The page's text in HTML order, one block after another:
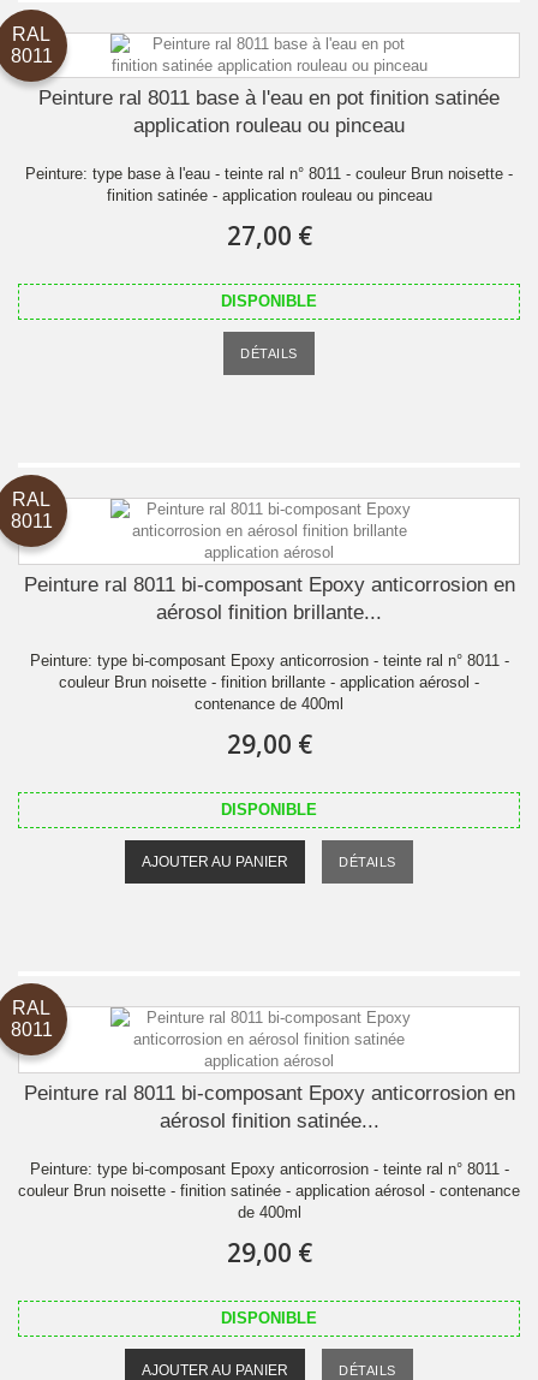
RAL
8011
Peinture ral 8011 base à l'eau en pot finition satinée
application rouleau ou pinceau
Peinture: type base à l'eau - teinte ral n° 8011 - couleur Brun noisette -
finition satinée - application rouleau ou pinceau
27,00 €
DISPONIBLE
DÉTAILS
RAL
8011
Peinture ral 8011 bi-composant Epoxy anticorrosion en
aérosol finition brillante...
Peinture: type bi-composant Epoxy anticorrosion - teinte ral n° 8011 -
couleur Brun noisette - finition brillante - application aérosol -
contenance de 400ml
29,00 €
DISPONIBLE
AJOUTER AU PANIER DÉTAILS
RAL
8011
Peinture ral 8011 bi-composant Epoxy anticorrosion en
aérosol finition satinée...
Peinture: type bi-composant Epoxy anticorrosion - teinte ral n° 8011 -
couleur Brun noisette - finition satinée - application aérosol - contenance
de 400ml
29,00 €
DISPONIBLE
AJOUTER AU PANIER DÉTAILS